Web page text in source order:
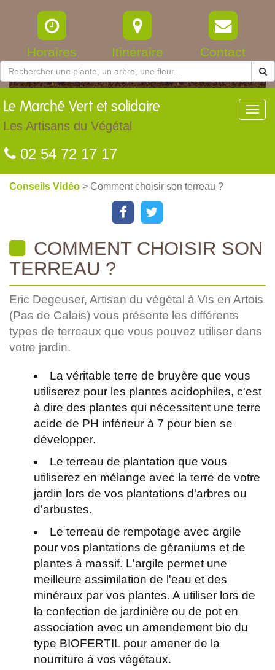
Horaires Itinéraire Contact
Le Marché Vert et solidaire
Les Artisans du Végétal
02 54 72 17 17
Conseils Vidéo > Comment choisir son terreau ?
COMMENT CHOISIR SON
TERREAU ?
Eric Degeuser, Artisan du végétal à Vis en Artois
(Pas de Calais) vous présente les différents
types de terreaux que vous pouvez utiliser dans
votre jardin.
La véritable terre de bruyère que vous
utiliserez pour les plantes acidophiles, c'est
à dire des plantes qui nécessitent une terre
acide de PH inférieur à 7 pour bien se
développer.
Le terreau de plantation que vous
utiliserez en mélange avec la terre de votre
jardin lors de vos plantations d'arbres ou
d'arbustes.
Le terreau de rempotage avec argile
pour vos plantations de géraniums et de
plantes à massif. L'argile permet une
meilleure assimilation de l'eau et des
minéraux par vos plantes. A utiliser lors de
la confection de jardinière ou de pot en
association avec un amendement bio du
type BIOFERTIL pour amener de la
nourriture à vos végétaux.